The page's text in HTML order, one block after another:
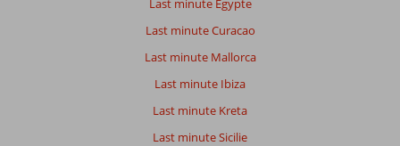
Last minute Egypte
Last minute Curacao
Last minute Mallorca
Last minute Ibiza
Last minute Kreta
Last minute Sicilie